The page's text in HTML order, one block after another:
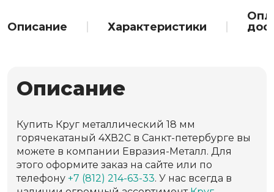
Описание Характеристики
Описание
Купить Круг металлический 18 мм
горячекатаный 4ХВ2С в Санкт-петербурге вы
можете в компании Евразия-Металл. Для
этого оформите заказ на сайте или по
телефону +7 (812) 214-63-33. У нас всегда в